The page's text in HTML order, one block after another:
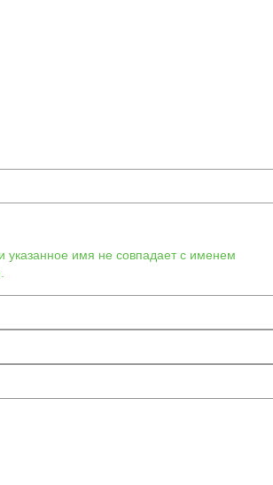
имя не совпадает с именем